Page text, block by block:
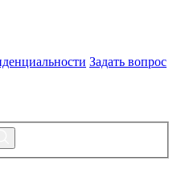
Задать вопрос